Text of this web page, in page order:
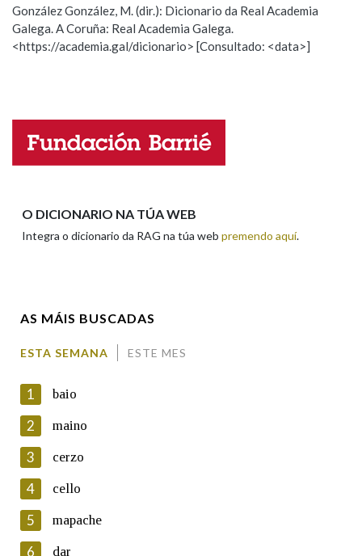
Observación Hai un erro na palabra
Propoño mellorar a definición
Nome
En cumprimento da normativa vixente en materia de
Protección de Datos de Carácter Persoal, a Real Academia
Galega informa a aqueles usuarios que faciliten o seu correo
electrónico, así como calquera outra información de carácter
persoal, que estes datos serán obxecto de tratamento
automatizado de carácter confidencial e incorporados aos seus
González González, M. (dir.): Dicionario da Real Academia
Galega. A Coruña: Real Academia Galega.
<https://academia.gal/dicionario> [Consultado: <data>]
O DICIONARIO NA TÚA WEB
Integra o dicionario da RAG na túa web premendo aquí.
AS MÁIS BUSCADAS
ESTA SEMANA ESTE MES
1 baio
2 maino
3 cerzo
4 cello
5 mapache
6 dar